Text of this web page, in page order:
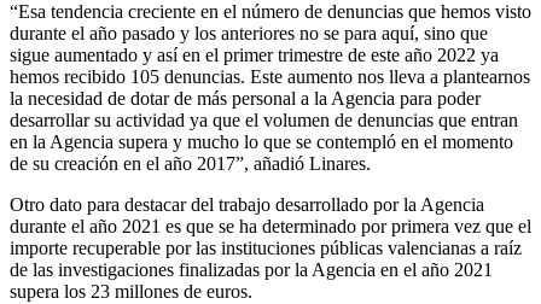
“Esa tendencia creciente en el número de denuncias que hemos visto
durante el año pasado y los anteriores no se para aquí, sino que
sigue aumentado y así en el primer trimestre de este año 2022 ya
hemos recibido 105 denuncias. Este aumento nos lleva a plantearnos
la necesidad de dotar de más personal a la Agencia para poder
desarrollar su actividad ya que el volumen de denuncias que entran
en la Agencia supera y mucho lo que se contempló en el momento
de su creación en el año 2017”, añadió Linares.
Otro dato para destacar del trabajo desarrollado por la Agencia
durante el año 2021 es que se ha determinado por primera vez que el
importe recuperable por las instituciones públicas valencianas a raíz
de las investigaciones finalizadas por la Agencia en el año 2021
supera los 23 millones de euros.